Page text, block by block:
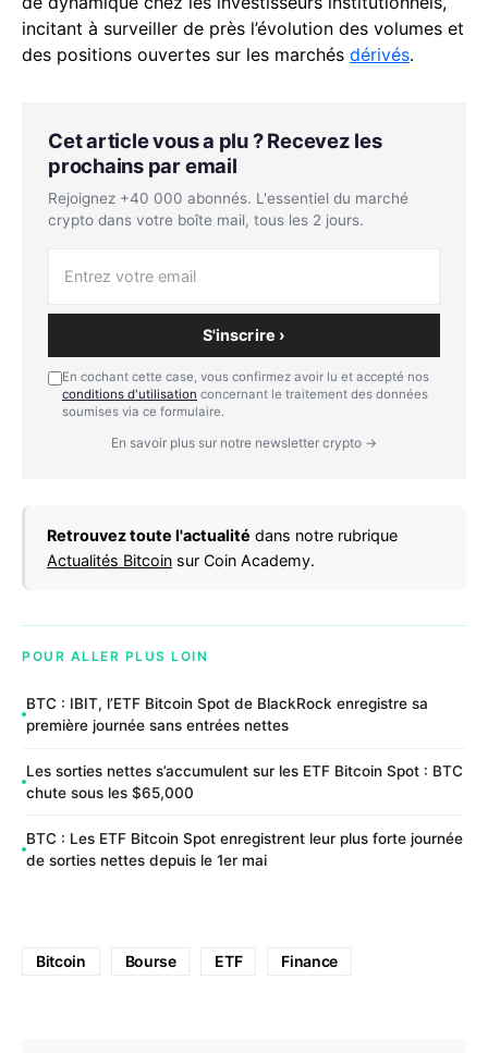
incitant à surveiller de près l’évolution des volumes et
des positions ouvertes sur les marchés dérivés.
Cet article vous a plu ? Recevez les
prochains par email
Rejoignez +40 000 abonnés. L'essentiel du marché
crypto dans votre boîte mail, tous les 2 jours.
S'inscrire ›
En cochant cette case, vous confirmez avoir lu et accepté nos
conditions d'utilisation concernant le traitement des données
soumises via ce formulaire.
En savoir plus sur notre newsletter crypto →
Retrouvez toute l'actualité dans notre rubrique
Actualités Bitcoin sur Coin Academy.
POUR ALLER PLUS LOIN
BTC : IBIT, l’ETF Bitcoin Spot de BlackRock enregistre sa
première journée sans entrées nettes
Les sorties nettes s’accumulent sur les ETF Bitcoin Spot : BTC
chute sous les $65,000
BTC : Les ETF Bitcoin Spot enregistrent leur plus forte journée
de sorties nettes depuis le 1er mai
Bitcoin Bourse ETF Finance